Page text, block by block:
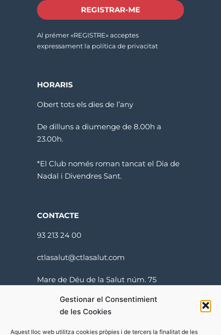
Gestionar el Consentimient
de les Cookies
Aquest lloc web utilitza cookies pròpies i de tercers la finalitat de les
REGISTRAR-ME
Al prémer «REGISTRE» acceptes
expressament la política de privacitat
HORARIS
Obert tots els dies de l’any
De dilluns a diumenge de 8.00h a
23.00h.
*El Club només roman tancat el Dia de
Nadal i Divendres Sant.
CONTACTE
93 213 24 00
ctlasalut@ctlasalut.com
Mare de Déu de la Salut núm. 75